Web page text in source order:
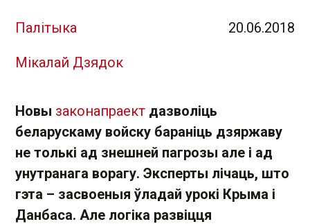
Палітыка 20.06.2018
Мікалай Дзядок
Новы законапраект дазволіць
беларускаму войску бараніць дзяржаву
не толькі ад знешней пагрозы але і ад
унутранага ворагу. Эксперты лічаць, што
гэта – засвоеныя ўладай урокі Крыма і
Данбаса. Але логіка развіцця